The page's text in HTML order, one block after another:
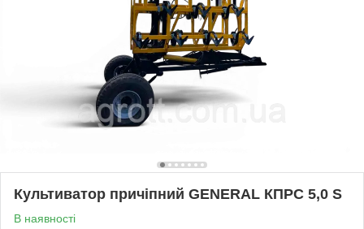
Культиватор причіпний GENERAL КПРС 5,0 S
В наявності